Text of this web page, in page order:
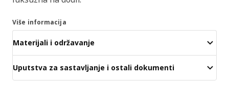
Više informacija
Materijali i održavanje
Uputstva za sastavljanje i ostali dokumenti